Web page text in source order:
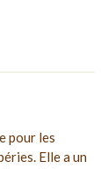
pour les
Elle a un